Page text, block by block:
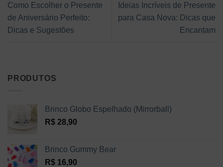
Como Escolher o Presente
de Aniversário Perfeito:
Dicas e Sugestões
Ideias Incríveis de Presente
para Casa Nova: Dicas que
Encantam
PRODUTOS
Brinco Globo Espelhado (Mirrorball)
R$ 28,90
Brinco Gummy Bear
R$ 16,90